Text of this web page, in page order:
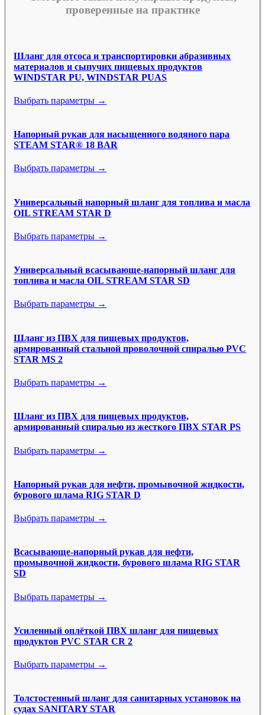
проверенные на практике
Шланг для отсоса и транспортировки абразивных
материалов и сыпучих пищевых продуктов
WINDSTAR PU, WINDSTAR PUAS
Выбрать параметры →
Напорный рукав для насыщенного водяного пара
STEAM STAR® 18 BAR
Выбрать параметры →
Универсальный напорный шланг для топлива и масла
OIL STREAM STAR D
Выбрать параметры →
Универсальный всасывающе-напорный шланг для
топлива и масла OIL STREAM STAR SD
Выбрать параметры →
Шланг из ПВХ для пищевых продуктов,
армированный стальной проволочной спиралью PVC
STAR MS 2
Выбрать параметры →
Шланг из ПВХ для пищевых продуктов,
армированный спиралью из жесткого ПВХ STAR PS
Выбрать параметры →
Напорный рукав для нефти, промывочной жидкости,
бурового шлама RIG STAR D
Выбрать параметры →
Всасывающе-напорный рукав для нефти,
промывочной жидкости, бурового шлама RIG STAR
SD
Выбрать параметры →
Усиленный оплёткой ПВХ шланг для пищевых
продуктов PVC STAR CR 2
Выбрать параметры →
Толстостенный шланг для санитарных установок на
судах SANITARY STAR